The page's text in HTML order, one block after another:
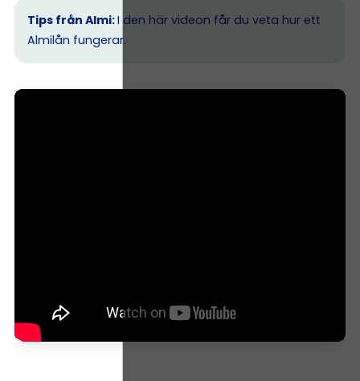
Tips från Almi:I den här videon får du veta hur ett
Almilån fungerar.